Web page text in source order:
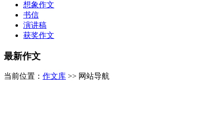
想象作文
书信
演讲稿
获奖作文
最新作文
当前位置： 作文库 >> 网站导航